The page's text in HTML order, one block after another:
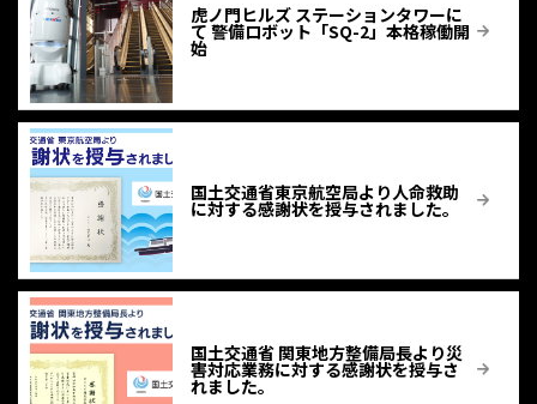
虎ノ門ヒルズ ステーションタワーに
て 警備ロボット「SQ-2」本格稼働開
始
国土交通省東京航空局より人命救助
に対する感謝状を授与されました。
国土交通省 関東地方整備局長より災
害対応業務に対する感謝状を授与さ
れました。